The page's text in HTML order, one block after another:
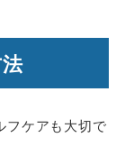
フケアも大切で